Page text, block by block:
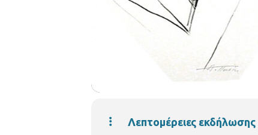
Λεπτομέρειες εκδήλωσης